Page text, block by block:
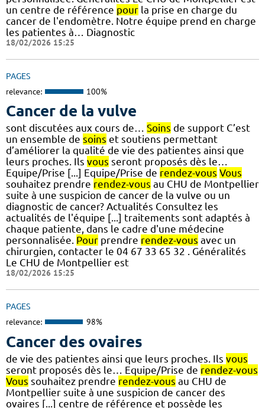
un centre de référence pour la prise en charge du
cancer de l'endomètre. Notre équipe prend en charge
les patientes à… Diagnostic
18/02/2026 15:25
PAGES
relevance: 100%
Cancer de la vulve
sont discutées aux cours de… Soins de support C’est
un ensemble de soins et soutiens permettant
d’améliorer la qualité de vie des patientes ainsi que
leurs proches. Ils vous seront proposés dès le…
Equipe/Prise [...] Equipe/Prise de rendez-vous Vous
souhaitez prendre rendez-vous au CHU de Montpellier
suite à une suspicion de cancer de la vulve ou un
diagnostic de cancer? Actualités Consultez les
actualités de l'équipe [...] traitements sont adaptés à
chaque patiente, dans le cadre d'une médecine
personnalisée. Pour prendre rendez-vous avec un
chirurgien, contacter le 04 67 33 65 32 . Généralités
Le CHU de Montpellier est
18/02/2026 15:25
PAGES
relevance: 98%
Cancer des ovaires
de vie des patientes ainsi que leurs proches. Ils vous
seront proposés dès le… Equipe/Prise de rendez-vous
Vous souhaitez prendre rendez-vous au CHU de
Montpellier suite à une suspicion de cancer des
ovaires [...] centre de référence et possède les